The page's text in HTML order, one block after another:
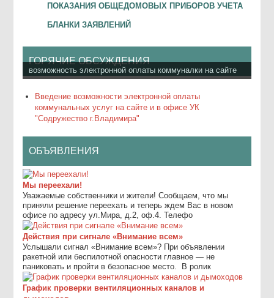
ПОКАЗАНИЯ ОБЩЕДОМОВЫХ ПРИБОРОВ УЧЕТА
БЛАНКИ ЗАЯВЛЕНИЙ
ГОРЯЧИЕ ОБСУЖДЕНИЯ
возможность электронной оплаты коммуналки на сайте
Введение возможности электронной оплаты
коммунальных услуг на сайте и в офисе УК
"Содружество г.Владимира"
ОБЪЯВЛЕНИЯ
Мы переехали!
Уважаемые собственники и жители! Сообщаем, что мы
приняли решение переехать и теперь ждем Вас в новом
офисе по адресу ул.Мира, д.2, оф.4. Телефо
Действия при сигнале «Внимание всем»
Услышали сигнал «Внимание всем»? При объявлении
ракетной или беспилотной опасности главное — не
паниковать и пройти в безопасное место. ⁣ В ролик
График проверки вентиляционных каналов и